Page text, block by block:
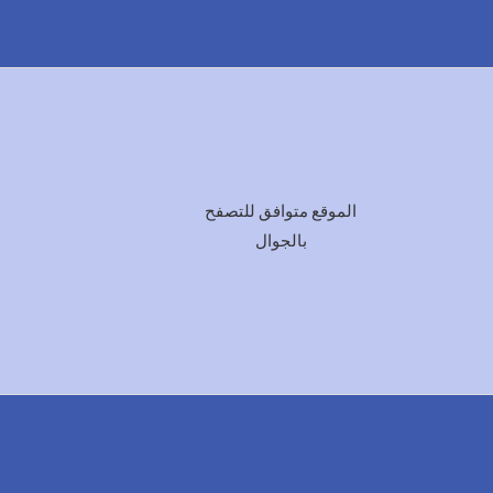
الموقع متوافق للتصفح
بالجوال